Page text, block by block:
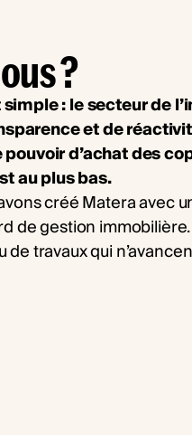
?
: le secteur de
et de
d’achat des
au plus bas.
créé Matera avec
de gestion
travaux qui